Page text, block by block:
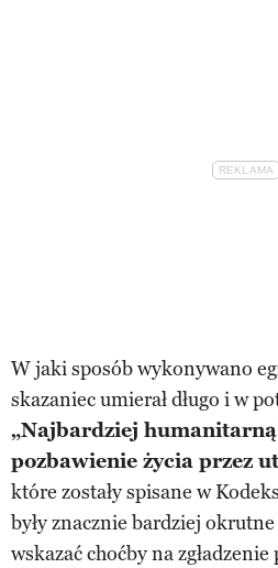
W jaki sposób wykonywano
skazaniec umierał długo i w
„Najbardziej
pozbawienie życia przez
które zostały spisane w
były znacznie bardziej
wskazać choćby na zgładzenie